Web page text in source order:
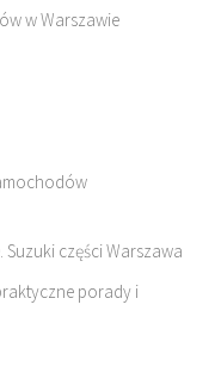
w Warszawie
części Warszawa
porady i